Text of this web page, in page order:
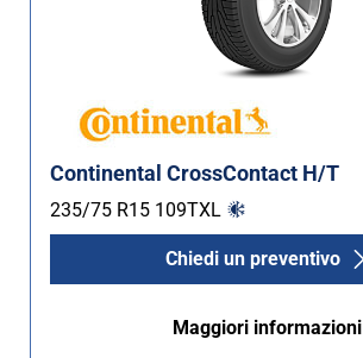
Continental CrossContact H/T
235/75 R15 109TXL
Chiedi un preventivo
Maggiori informazioni